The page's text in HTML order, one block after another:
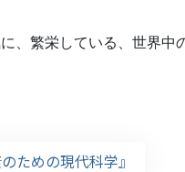
、繁栄している、世界中
ための現代科学』